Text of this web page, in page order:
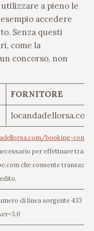
a pieno le
accedere
Senza questi
come la
concorso, non
FORNITORE
locandadellorsa.com
booking-
per effettuare
che consente
di linea sorgente 433